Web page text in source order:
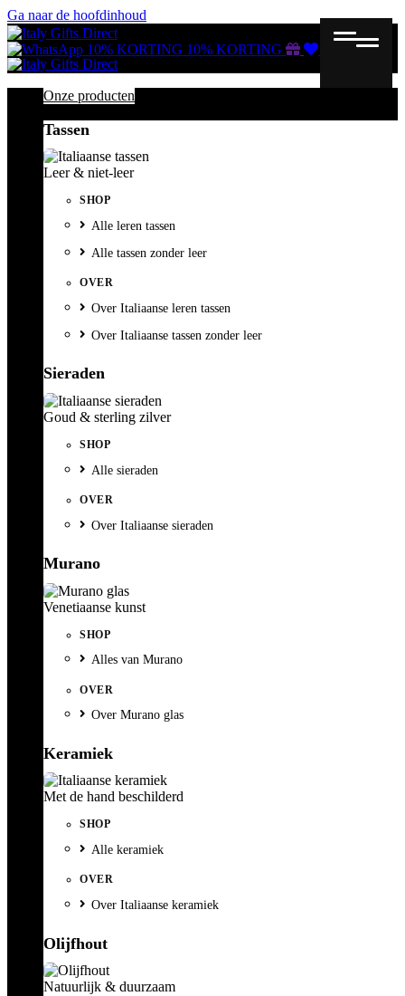
Ga naar de hoofdinhoud
10% KORTING 10% KORTING Gutscheine
Wunschliste
Warenkorb
Onze producten
Tassen
Leer & niet-leer
SHOP
Alle leren tassen
Alle tassen zonder leer
OVER
Over Italiaanse leren tassen
Over Italiaanse tassen zonder leer
Sieraden
Goud & sterling zilver
SHOP
Alle sieraden
OVER
Over Italiaanse sieraden
Murano
Venetiaanse kunst
SHOP
Alles van Murano
OVER
Over Murano glas
Keramiek
Met de hand beschilderd
SHOP
Alle keramiek
OVER
Over Italiaanse keramiek
Olijfhout
Natuurlijk & duurzaam